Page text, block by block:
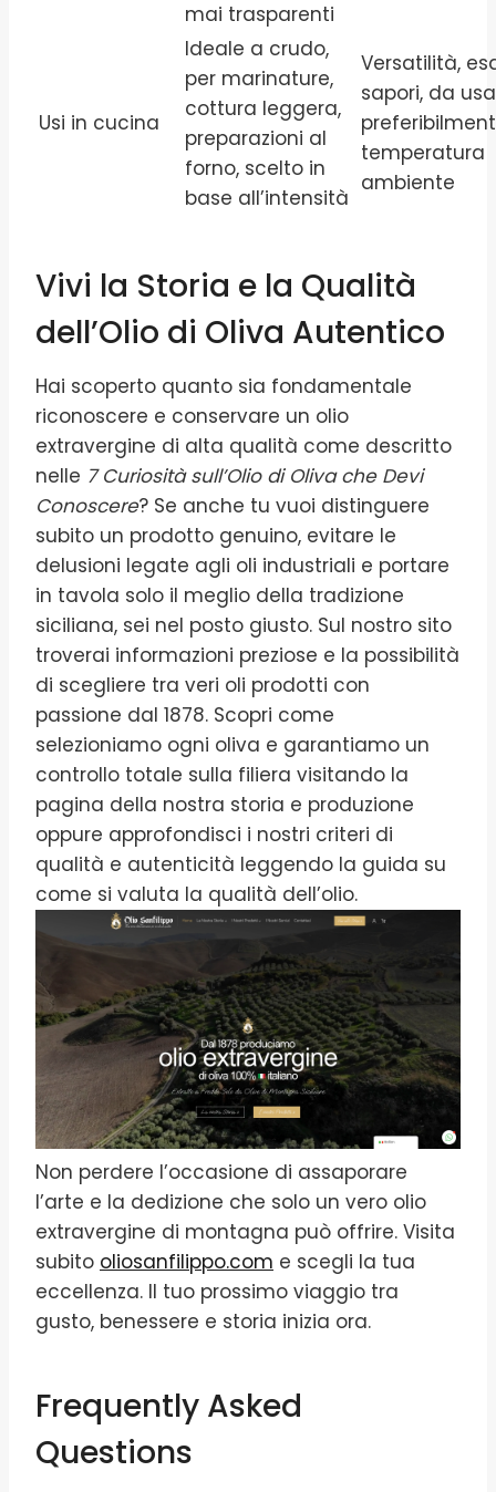
mai trasparenti
Usi in cucina
Ideale a crudo,
per marinature,
cottura leggera,
preparazioni al
forno, scelto in
base all’intensità
Versatilità,
sapori, da
temperatura
ambiente
Vivi la Storia e la Qualità
dell’Olio di Oliva Autentico
Hai scoperto quanto sia fondamentale
riconoscere e conservare un olio
extravergine di alta qualità come descritto
nelle 7 Curiosità sull’Olio di Oliva che Devi
Conoscere? Se anche tu vuoi distinguere
subito un prodotto genuino, evitare le
delusioni legate agli oli industriali e portare
in tavola solo il meglio della tradizione
siciliana, sei nel posto giusto. Sul nostro sito
troverai informazioni preziose e la possibilità
di scegliere tra veri oli prodotti con
passione dal 1878. Scopri come
selezioniamo ogni oliva e garantiamo un
controllo totale sulla filiera visitando la
pagina della nostra storia e produzione
oppure approfondisci i nostri criteri di
qualità e autenticità leggendo la guida su
come si valuta la qualità dell’olio.
Non perdere l’occasione di assaporare
l’arte e la dedizione che solo un vero olio
extravergine di montagna può offrire. Visita
subito oliosanfilippo.com e scegli la tua
eccellenza. Il tuo prossimo viaggio tra
gusto, benessere e storia inizia ora.
Frequently Asked
Questions